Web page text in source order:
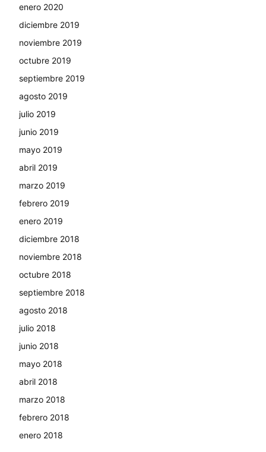
enero 2020
diciembre 2019
noviembre 2019
octubre 2019
septiembre 2019
agosto 2019
julio 2019
junio 2019
mayo 2019
abril 2019
marzo 2019
febrero 2019
enero 2019
diciembre 2018
noviembre 2018
octubre 2018
septiembre 2018
agosto 2018
julio 2018
junio 2018
mayo 2018
abril 2018
marzo 2018
febrero 2018
enero 2018